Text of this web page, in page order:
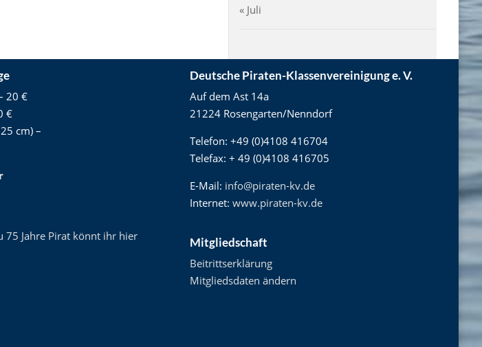
« Juli
20 €
€
cm) –
75 Jahre Pirat könnt ihr hier
Deutsche Piraten-Klassenvereinigung e. V.
Auf dem Ast 14a
21224 Rosengarten/Nenndorf
Telefon: +49 (0)4108 416704
Telefax: + 49 (0)4108 416705
E-Mail: info@piraten-kv.de
Internet: www.piraten-kv.de
Mitgliedschaft
Beitrittserklärung
Mitgliedsdaten ändern